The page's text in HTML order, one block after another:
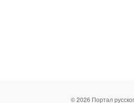
© 2026 Портал